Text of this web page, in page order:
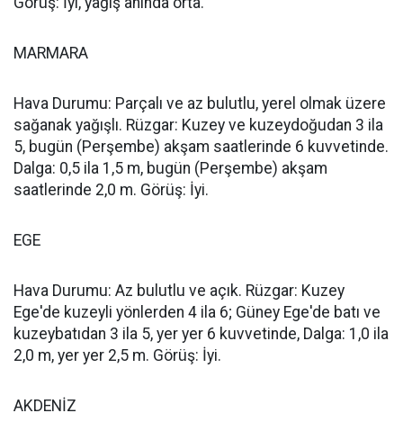
MARMARA
Hava Durumu: Parçalı ve az bulutlu, yerel olmak üzere
sağanak yağışlı. Rüzgar: Kuzey ve kuzeydoğudan 3 ila
5, bugün (Perşembe) akşam saatlerinde 6 kuvvetinde.
Dalga: 0,5 ila 1,5 m, bugün (Perşembe) akşam
saatlerinde 2,0 m. Görüş: İyi.
EGE
Hava Durumu: Az bulutlu ve açık. Rüzgar: Kuzey
Ege'de kuzeyli yönlerden 4 ila 6; Güney Ege'de batı ve
kuzeybatıdan 3 ila 5, yer yer 6 kuvvetinde, Dalga: 1,0 ila
2,0 m, yer yer 2,5 m. Görüş: İyi.
AKDENİZ